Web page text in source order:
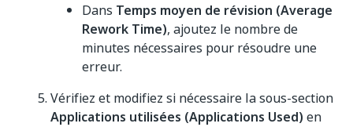
Dans Temps moyen de révision (Average
Rework Time), ajoutez le nombre de
minutes nécessaires pour résoudre une
erreur.
Vérifiez et modifiez si nécessaire la sous-section
Applications utilisées (Applications Used) en